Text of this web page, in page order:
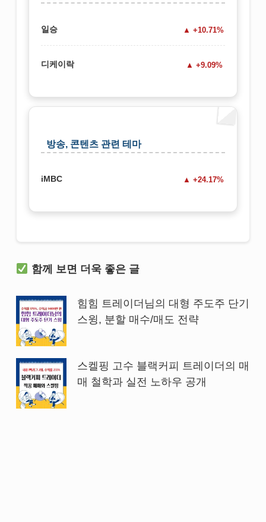
일승 +10.71%
디케이락 +9.09%
방송, 콘텐츠 관련 테마
iMBC +24.17%
함께 보면 더욱 좋은 글
힘힘 트레이더님의 대형 주도주 단기
스윙, 분할 매수/매도 전략
스켈핑 고수 블랙커피 트레이더의 매
매 철학과 실전 노하우 공개